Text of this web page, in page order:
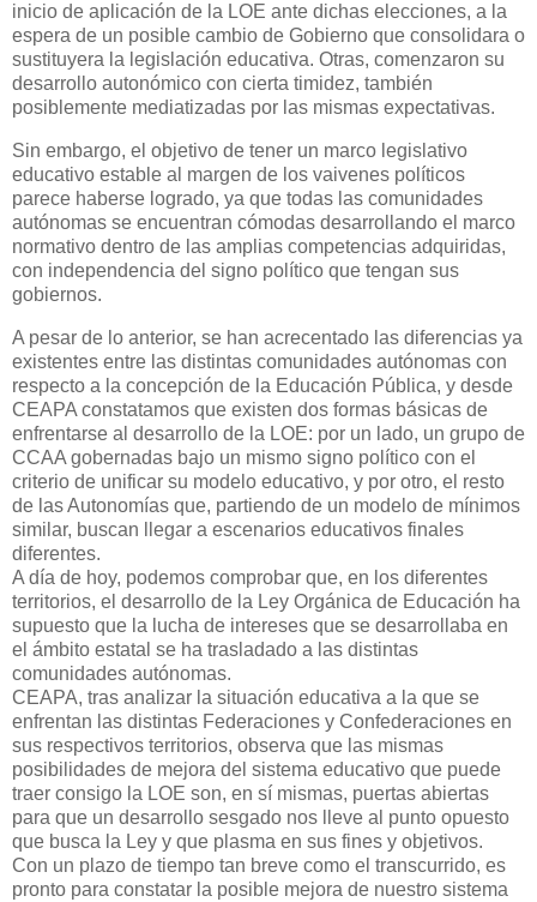
inicio de aplicación de la LOE ante dichas elecciones, a la
espera de un posible cambio de Gobierno que consolidara o
sustituyera la legislación educativa. Otras, comenzaron su
desarrollo autonómico con cierta timidez, también
posiblemente mediatizadas por las mismas expectativas.
Sin embargo, el objetivo de tener un marco legislativo
educativo estable al margen de los vaivenes políticos
parece haberse logrado, ya que todas las comunidades
autónomas se encuentran cómodas desarrollando el marco
normativo dentro de las amplias competencias adquiridas,
con independencia del signo político que tengan sus
gobiernos.
A pesar de lo anterior, se han acrecentado las diferencias ya
existentes entre las distintas comunidades autónomas con
respecto a la concepción de la Educación Pública, y desde
CEAPA constatamos que existen dos formas básicas de
enfrentarse al desarrollo de la LOE: por un lado, un grupo de
CCAA gobernadas bajo un mismo signo político con el
criterio de unificar su modelo educativo, y por otro, el resto
de las Autonomías que, partiendo de un modelo de mínimos
similar, buscan llegar a escenarios educativos finales
diferentes.
A día de hoy, podemos comprobar que, en los diferentes
territorios, el desarrollo de la Ley Orgánica de Educación ha
supuesto que la lucha de intereses que se desarrollaba en
el ámbito estatal se ha trasladado a las distintas
comunidades autónomas.
CEAPA, tras analizar la situación educativa a la que se
enfrentan las distintas Federaciones y Confederaciones en
sus respectivos territorios, observa que las mismas
posibilidades de mejora del sistema educativo que puede
traer consigo la LOE son, en sí mismas, puertas abiertas
para que un desarrollo sesgado nos lleve al punto opuesto
que busca la Ley y que plasma en sus fines y objetivos.
Con un plazo de tiempo tan breve como el transcurrido, es
pronto para constatar la posible mejora de nuestro sistema